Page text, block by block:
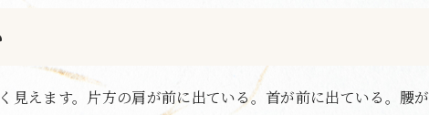
見えます。片方の肩が前に出ている。首が前に出ている。腰が